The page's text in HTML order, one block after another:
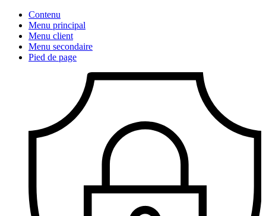
Contenu
Menu principal
Menu client
Menu secondaire
Pied de page